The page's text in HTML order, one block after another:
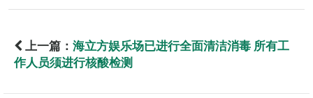
上一篇： 海立方娱乐场已进行全面清洁消毒 所有工
作人员须进行核酸检测